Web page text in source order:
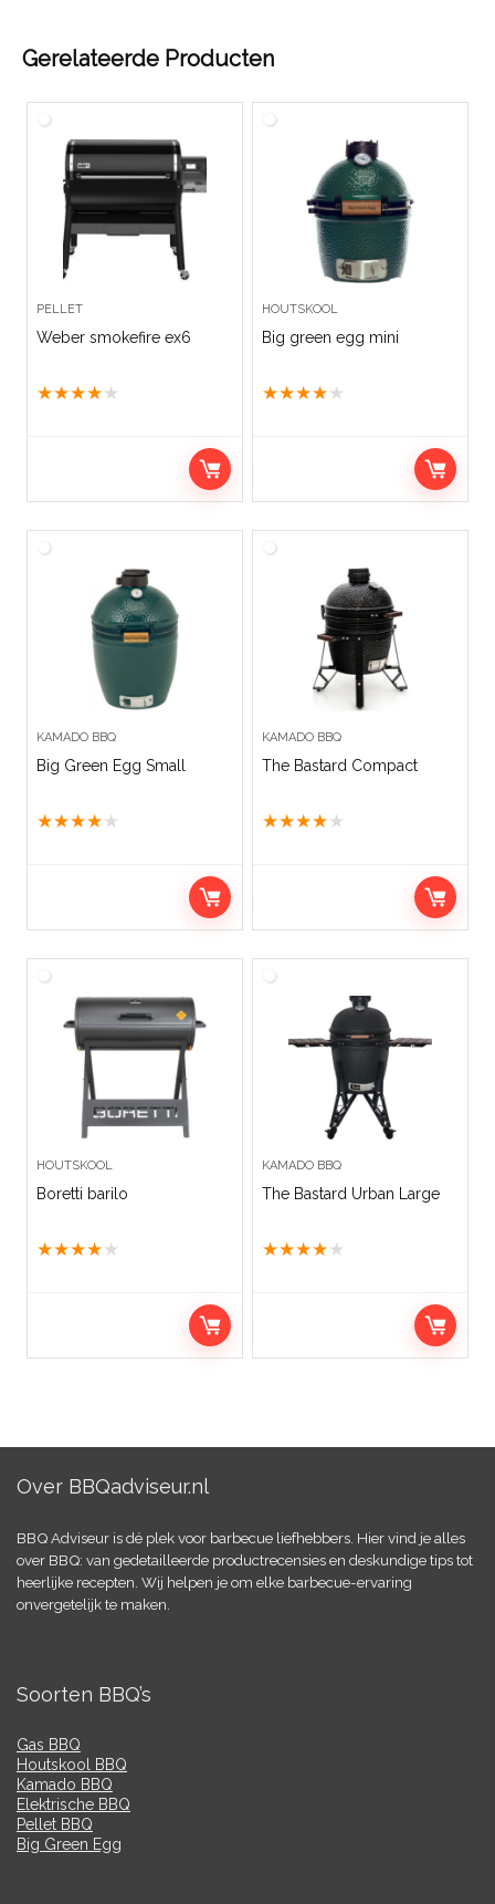
Gerelateerde Producten
PELLET
Weber smokefire ex6
★★★★ ★
HOUTSKOOL
Big green egg mini
★★★★ ★
KAMADO BBQ
Big Green Egg Small
★★★★ ★
KAMADO BBQ
The Bastard Compact
★★★★ ★
HOUTSKOOL
Boretti barilo
★★★★ ★
KAMADO BBQ
The Bastard Urban Large
★★★★ ★
Over BBQadviseur.nl
BBQ Adviseur is dé plek voor barbecue liefhebbers. Hier vind je alles
over BBQ: van gedetailleerde productrecensies en deskundige tips tot
heerlijke recepten. Wij helpen je om elke barbecue-ervaring
onvergetelijk te maken.
Soorten BBQ’s
Gas BBQ
Houtskool BBQ
Kamado BBQ
Elektrische BBQ
Pellet BBQ
Big Green Egg